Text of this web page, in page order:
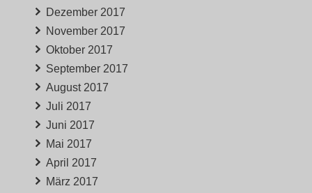
Dezember 2017
November 2017
Oktober 2017
September 2017
August 2017
Juli 2017
Juni 2017
Mai 2017
April 2017
März 2017